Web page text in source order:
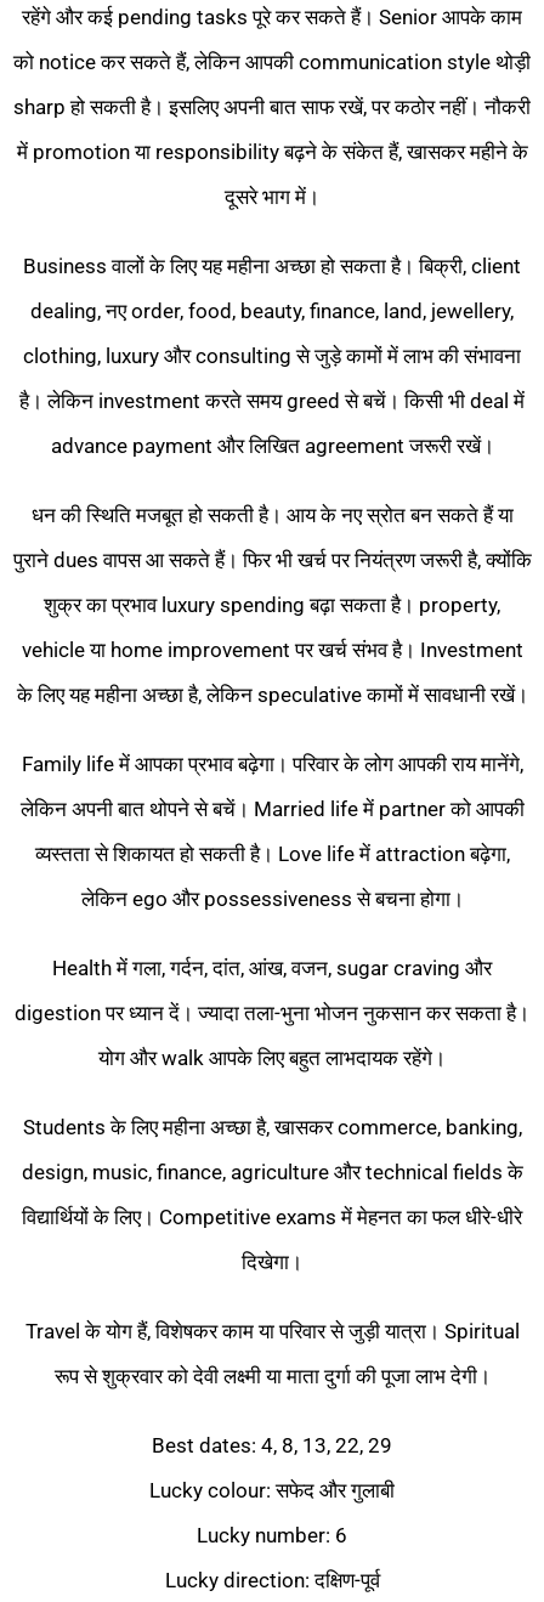
रहेंगे और कई pending tasks पूरे कर सकते हैं। Senior आपके काम
को notice कर सकते हैं, लेकिन आपकी communication style थोड़ी
sharp हो सकती है। इसलिए अपनी बात साफ रखें, पर कठोर नहीं। नौकरी
में promotion या responsibility बढ़ने के संकेत हैं, खासकर महीने के
दूसरे भाग में।
Business वालों के लिए यह महीना अच्छा हो सकता है। बिक्री, client
dealing, नए order, food, beauty, finance, land, jewellery,
clothing, luxury और consulting से जुड़े कामों में लाभ की संभावना
है। लेकिन investment करते समय greed से बचें। किसी भी deal में
advance payment और लिखित agreement जरूरी रखें।
धन की स्थिति मजबूत हो सकती है। आय के नए स्रोत बन सकते हैं या
पुराने dues वापस आ सकते हैं। फिर भी खर्च पर नियंत्रण जरूरी है, क्योंकि
शुक्र का प्रभाव luxury spending बढ़ा सकता है। property,
vehicle या home improvement पर खर्च संभव है। Investment
के लिए यह महीना अच्छा है, लेकिन speculative कामों में सावधानी रखें।
Family life में आपका प्रभाव बढ़ेगा। परिवार के लोग आपकी राय मानेंगे,
लेकिन अपनी बात थोपने से बचें। Married life में partner को आपकी
व्यस्तता से शिकायत हो सकती है। Love life में attraction बढ़ेगा,
लेकिन ego और possessiveness से बचना होगा।
Health में गला, गर्दन, दांत, आंख, वजन, sugar craving और
digestion पर ध्यान दें। ज्यादा तला-भुना भोजन नुकसान कर सकता है।
योग और walk आपके लिए बहुत लाभदायक रहेंगे।
Students के लिए महीना अच्छा है, खासकर commerce, banking,
design, music, finance, agriculture और technical fields के
विद्यार्थियों के लिए। Competitive exams में मेहनत का फल धीरे-धीरे
दिखेगा।
Travel के योग हैं, विशेषकर काम या परिवार से जुड़ी यात्रा। Spiritual
रूप से शुक्रवार को देवी लक्ष्मी या माता दुर्गा की पूजा लाभ देगी।
Best dates: 4, 8, 13, 22, 29
Lucky colour: सफेद और गुलाबी
Lucky number: 6
Lucky direction: दक्षिण-पूर्व